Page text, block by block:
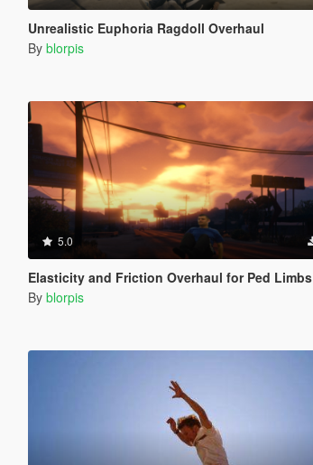
Unrealistic Euphoria Ragdoll Overhaul
By blorpis
5.0
Elasticity and Friction Overhaul for Ped Limbs
By blorpis